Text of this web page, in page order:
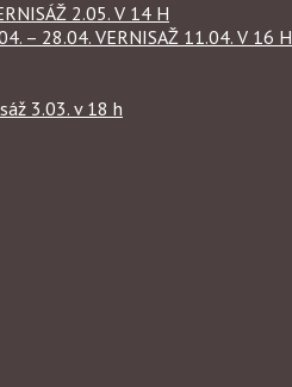
2.05. V 14 H
– 28.04. VERNISAŽ 11.04. V 16 H
3.03. v 18 h